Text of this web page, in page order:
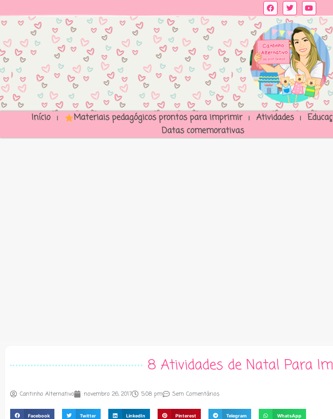
Início Materiais pedagógicos prontos para imprimir Atividades
Datas comemorativas
8 Atividades de Natal Para
Cantinho Alternativo novembro 26, 2017 5:08 pm Sem Comentários
Facebook Twitter LinkedIn Pinterest Telegram WhatsApp